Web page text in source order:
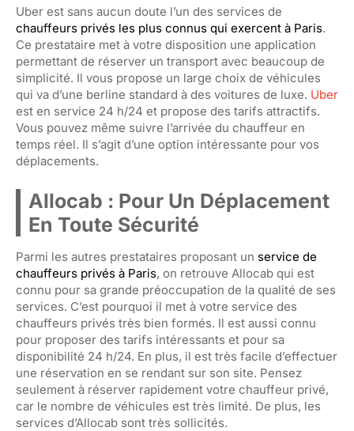
Uber est sans aucun doute l’un des services de
chauffeurs privés les plus connus qui exercent à Paris.
Ce prestataire met à votre disposition une application
permettant de réserver un transport avec beaucoup de
simplicité. Il vous propose un large choix de véhicules
qui va d’une berline standard à des voitures de luxe. Uber
est en service 24 h/24 et propose des tarifs attractifs.
Vous pouvez même suivre l’arrivée du chauffeur en
temps réel. Il s’agit d’une option intéressante pour vos
déplacements.
Allocab : Pour Un Déplacement
En Toute Sécurité
Parmi les autres prestataires proposant un service de
chauffeurs privés à Paris, on retrouve Allocab qui est
connu pour sa grande préoccupation de la qualité de ses
services. C’est pourquoi il met à votre service des
chauffeurs privés très bien formés. Il est aussi connu
pour proposer des tarifs intéressants et pour sa
disponibilité 24 h/24. En plus, il est très facile d’effectuer
une réservation en se rendant sur son site. Pensez
seulement à réserver rapidement votre chauffeur privé,
car le nombre de véhicules est très limité. De plus, les
services d’Allocab sont très sollicités.